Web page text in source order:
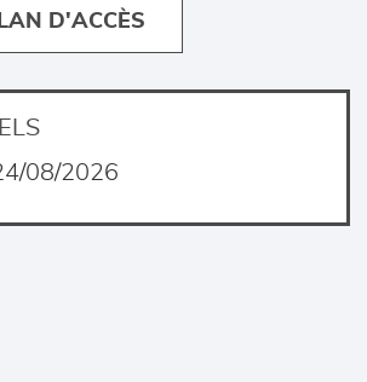
D'ACCÈS
08/2026